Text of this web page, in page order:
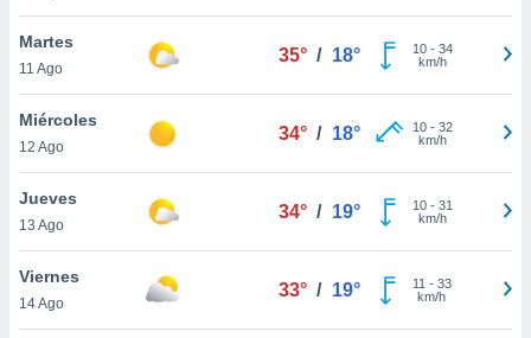
de
Martes
11 Ago
35° / 18° 10- 34
km/h
Miércoles
12 Ago
34° / 18° 10- 32
km/h
Jueves
13 Ago
34° / 19° 10- 31
km/h
Viernes
14 Ago
33° / 19° 11 - 33
km/h